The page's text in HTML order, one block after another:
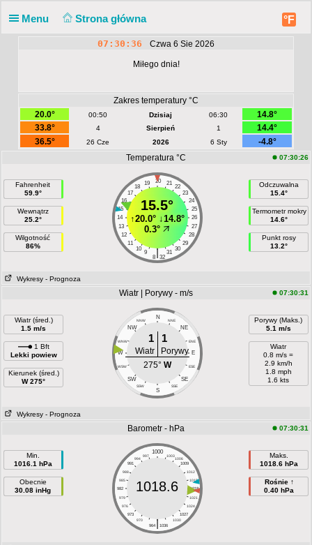
Menu Strona główna °F
07:30:36 Czwa 6 Sie 2026
Miłego dnia!
Zakres temperatury °C
20.0°
00:50 Dzisiaj 06:30
14.8°
33.8°
4 Sierpień 1
14.4°
36.5°
26 Cze 2026 6 Sty
-4.8°
Temperatura °C
07:30:26
Fahrenheit
59.9°
Wewnątrz
25.2°
Wilgotność
86%
20
19 21
18
22
17
23
16
24
15
25
14
26
13
27
12
28
11
29
10
30
9 31
|
8 32
15.5°
↑20.0°↓14.8°
0.3°
Odczuwalna
15.4°
Termometr mokry
14.6°
Punkt rosy
13.2°
Wykresy - Prognoza
Wiatr | Porywy - m/s 07:30:31
Wiatr (śred.)
1.5 m/s
1 Bft
Lekki powiew
Kierunek (śred.)
W 275°
N
NNW NNE
NW NE
WNW ENE
W E
WSW ESE
SW SE
SSW SSE
S
1 1
Wiatr
Porywy
275° W
Porywy (Maks.)
5.1 m/s
Wiatr
0.8 m/s =
2.9 km/h
1.8 mph
1.6 kts
Wykresy - Prognoza
Barometr - hPa 07:30:31
Min.
1016.1 hPa
Obecnie
30.08 inHg
1000
997 1003
994
1006
991
1009
988
1012
985
1015
982
1018
979
1021
976
1024
973
1027
970
1030
|
964 1036
1018.6
Maks.
1018.6 hPa
Rośnie ↑
0.40 hPa